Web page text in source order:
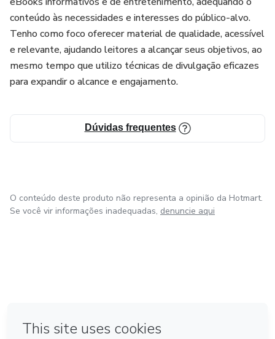
conteúdo às necessidades e interesses do público-alvo.
Tenho como foco oferecer material de qualidade, acessível
e relevante, ajudando leitores a alcançar seus objetivos, ao
mesmo tempo que utilizo técnicas de divulgação eficazes
para expandir o alcance e engajamento.
Dúvidas frequentes
O conteúdo deste produto não representa a opinião da Hotmart.
Se você vir informações inadequadas, denuncie aqui
Feito com ❤ na Cidade do México